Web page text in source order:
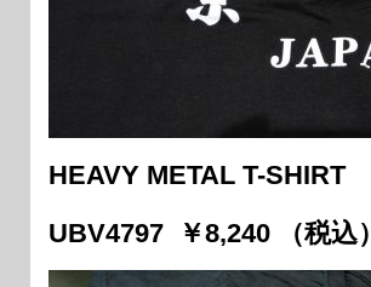
HEAVY METAL T-SHIRT
UBV4797 ￥8,240 （税込）